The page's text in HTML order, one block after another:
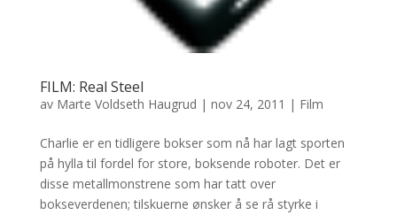
FILM: Real Steel
av Marte Voldseth Haugrud | nov 24, 2011 | Film
Charlie er en tidligere bokser som nå har lagt sporten
på hylla til fordel for store, boksende roboter. Det er
disse metallmonstrene som har tatt over
bokseverdenen; tilskuerne ønsker å se rå styrke i